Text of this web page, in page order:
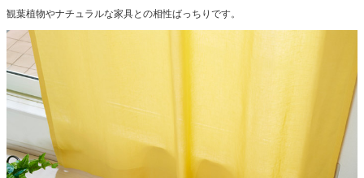
観葉植物やナチュラルな家具との相性ばっちりです。